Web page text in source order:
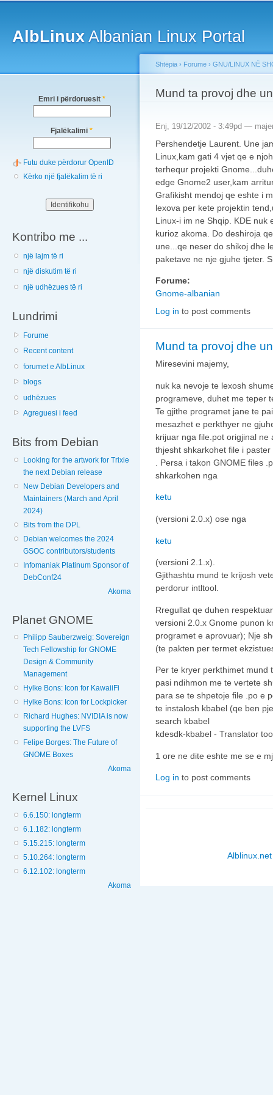
AlbLinuxAlbanian Linux Portal
Emri i përdoruesit *
Fjalëkalimi *
Futu duke përdorur OpenID
Kërko një fjalëkalim të ri
Kontribo me ...
një lajm të ri
një diskutim të ri
një udhëzues të ri
Lundrimi
Forume
Recent content
forumet e AlbLinux
blogs
udhëzues
Agreguesi i feed
Bits from Debian
Looking for the artwork for Trixie
the next Debian release
New Debian Developers and
Maintainers (March and April
2024)
Bits from the DPL
Debian welcomes the 2024
GSOC contributors/students
Infomaniak Platinum Sponsor of
DebConf24
Akoma
Planet GNOME
Philipp Sauberzweig: Sovereign
Tech Fellowship for GNOME
Design & Community
Management
Hylke Bons: Icon for KawaiiFi
Hylke Bons: Icon for Lockpicker
Richard Hughes: NVIDIA is now
supporting the LVFS
Felipe Borges: The Future of
GNOME Boxes
Akoma
Kernel Linux
6.6.150: longterm
6.1.182: longterm
5.15.215: longterm
5.10.264: longterm
6.12.102: longterm
Akoma
You are here
Shtëpia › Forume › GNU/LINUX NË
Mund ta provoj dhe
Enj, 19/12/2002 - 3:49pd —
Pershendetje Laurent. Une
Linux,kam gati 4 vjet qe e
terhequr projekti
edge Gnome2 user,kam
Grafikisht mendoj qe eshte i
lexova per kete projektin
Linux-i im ne Shqip. KDE
kurioz akoma. Do deshiroja
une...qe neser do shikoj dhe
paketave ne nje gjuhe tjeter.
Forume:
Gnome-albanian
Log in to post comments
Mund ta provoj dhe
Miresevini majemy,
nuk ka nevoje te lexosh
programeve, duhet me teper
Te gjithe programet jane te
mesazhet e perkthyer ne
krijuar nga file.pot origjinal
thjesht shkarkohet file i
. Persa i takon GNOME files
shkarkohen nga
ketu
(versioni 2.0.x) ose nga
ketu
(versioni 2.1.x).
Gjithashtu mund te krijosh
perdorur intltool.
Rregullat qe duhen
versioni 2.0.x Gnome punon
programet e aprovuar); Nje
(te pakten per termet
Per te kryer perkthimet mund
pasi ndihmon me te vertete
para se te shpetoje file .po e
te instalosh kbabel (qe ben
search kbabel
kdesdk-kbabel - Translator
1 ore ne dite eshte me se e
Log in to post comments
Alblinux.net